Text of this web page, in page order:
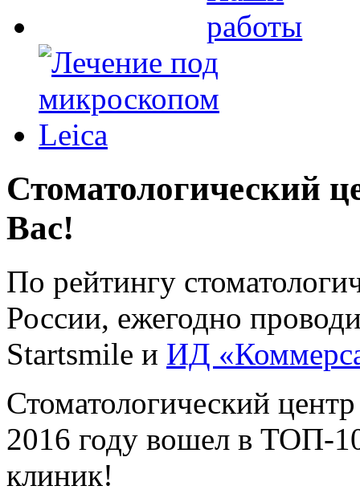
Стоматологический
Вас!
По рейтингу
России, ежегодно
Startsmile и ИД
Стоматологический
2016 году вошел в ТОП-
клиник!